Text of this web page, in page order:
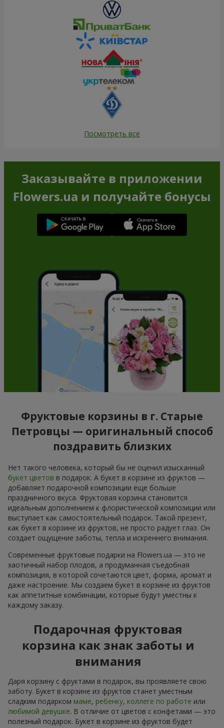
Посмотреть все
Заказывайте в приложении
Flowers.ua и получайте бонусы
Фруктовые корзины в г. Старые
Петровцы — оригинальный способ
поздравить близких
Нет такого человека, который бы не оценил изысканный
букет цветов в подарок. А букет в корзине из фруктов —
добавляет подарочной композиции еще больше
праздничного вкуса. Фруктовая корзина становится
идеальным дополнением к флористической композиции или
выступает как самостоятельный подарок. Такой презент,
как букет в корзине из фруктов, не просто радует глаз. Он
создает ощущение заботы, тепла и искреннего внимания.
Современные фруктовые подарки на Flowers.ua — это не
хаотичный набор плодов, а продуманная съедобная
композиция, в которой сочетаются цвет, форма, аромат и
даже настроение. Мы создаем букет в корзине из фруктов
как аппетитные комбинации, которые будут уместны к
каждому заказу.
Подарочная фруктовая
корзина как знак заботы и
внимания
Даря корзину с фруктами в подарок, вы проявляете свою
заботу. Букет в корзине из фруктов станет уместным
сладким подарком маме, ребенку, коллеге по работе или
любимой девушке. В отличие от цветов с конфетами — это
полезный подарок. Букет в корзине из фруктов будет